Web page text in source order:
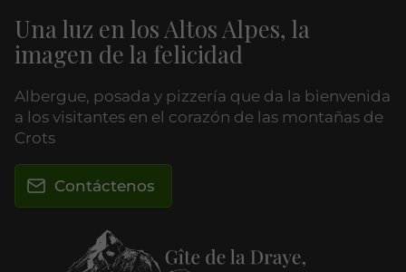
Una luz en los Altos Alpes, la
imagen de la felicidad
Albergue, posada y pizzería que da la bienvenida
a los visitantes en el corazón de las montañas de
Crots
Contáctenos